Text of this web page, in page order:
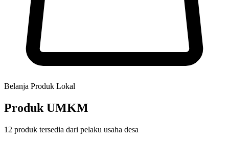
Belanja Produk Lokal
Produk UMKM
12 produk tersedia dari pelaku usaha desa